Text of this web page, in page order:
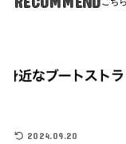
2024.09.20